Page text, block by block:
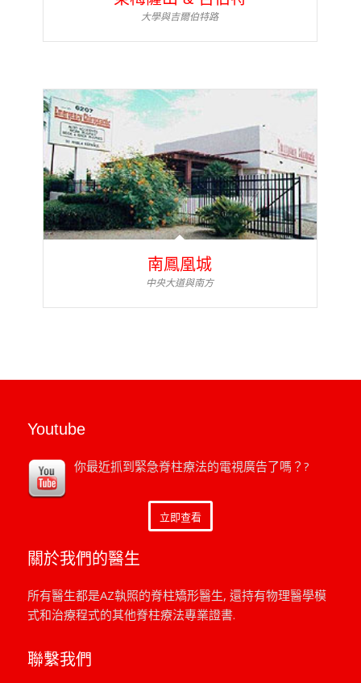
大學與吉爾伯特路
南鳳凰城
中央大道與南方
Youtube
你最近抓到緊急脊柱療法的電視廣告了嗎？?
立即查看
關於我們的醫生
所有醫生都是AZ執照的脊柱矯形醫生, 還持有物理醫學模
式和治療程式的其他脊柱療法專業證書.
聯繫我們